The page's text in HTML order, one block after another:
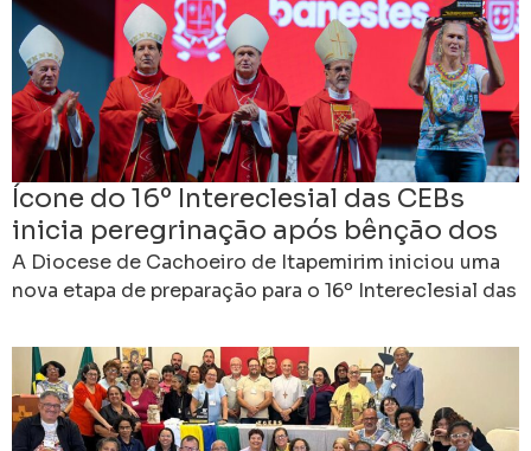
Ícone do 16º Intereclesial das CEBs
inicia peregrinação após bênção dos
bispos em Cachoeiro
A Diocese de Cachoeiro de Itapemirim iniciou uma
nova etapa de preparação para o 16º Intereclesial das